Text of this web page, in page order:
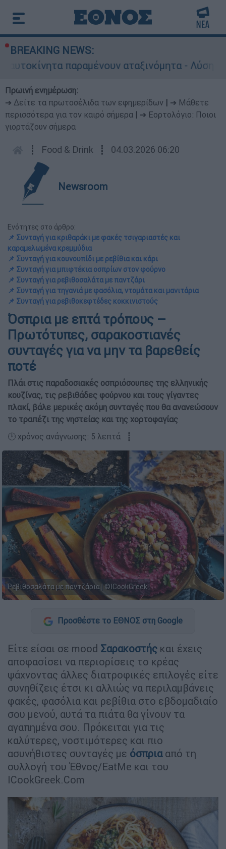
BREAKING NEWS:
παραμένουν αταξινόμητα - Λύση αναζητά το
Πρωινή ενημέρωση:
➔ Δείτε τα πρωτοσέλιδα των εφημερίδων
➔ Μάθετε
περισσότερα για τον καιρό σήμερα
➔ Εορτολόγιο: Ποιοι
γιορτάζουν σήμερα
┋ Food & Drink ┋ 04.03.2026 06:20
Newsroom
Ενότητες στο άρθρο:
📌 Συνταγή για κριθαράκι με φακές τσιγαριαστές και
καραμελωμένα κρεμμύδια
📌 Συνταγή για κουνουπίδι με ρεβίθια και κάρι
📌 Συνταγή για μπιφτέκια οσπρίων στον φούρνο
📌 Συνταγή για ρεβιθοσαλάτα με παντζάρι
📌 Συνταγή για τηγανιά με φασόλια, ντομάτα και μανιτάρια
📌 Συνταγή για ρεβιθοκεφτέδες κοκκινιστούς
Όσπρια με επτά τρόπους –
Πρωτότυπες, σαρακοστιανές
συνταγές για να μην τα βαρεθείς
ποτέ
Πλάι στις παραδοσιακές οσπριόσουπες της ελληνικής
κουζίνας, τις ρεβιθάδες φούρνου και τους γίγαντες
πλακί, βάλε μερικές ακόμη συνταγές που θα ανανεώσουν
το τραπέζι της νηστείας και της χορτοφαγίας
🕛 χρόνος ανάγνωσης: 5 λεπτά ┋
Ρεβιθοσαλάτα με παντζάρια | ©ICookGreek
Προσθέστε το ΕΘΝΟΣ στη Google
Είτε είσαι σε mood Σαρακοστής και έχεις
αποφασίσει να περιορίσεις το κρέας
ψάχνοντας άλλες διατροφικές επιλογές είτε
συνηθίζεις έτσι κι αλλιώς να περιλαμβάνεις
φακές, φασόλια και ρεβίθια στο εβδομαδιαίο
σου μενού, αυτά τα πιάτα θα γίνουν τα
αγαπημένα σου. Πρόκειται για τις
καλύτερες, νοστιμότερες και πιο
ασυνήθιστες συνταγές με όσπριααπό τη
συλλογή του Έθνος/EatMe και του
ICookGreek.Com